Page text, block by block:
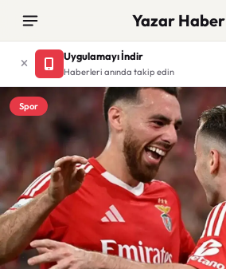
Yazar Haber
Uygulamayı İndir
Haberleri anında takip edin
Spor